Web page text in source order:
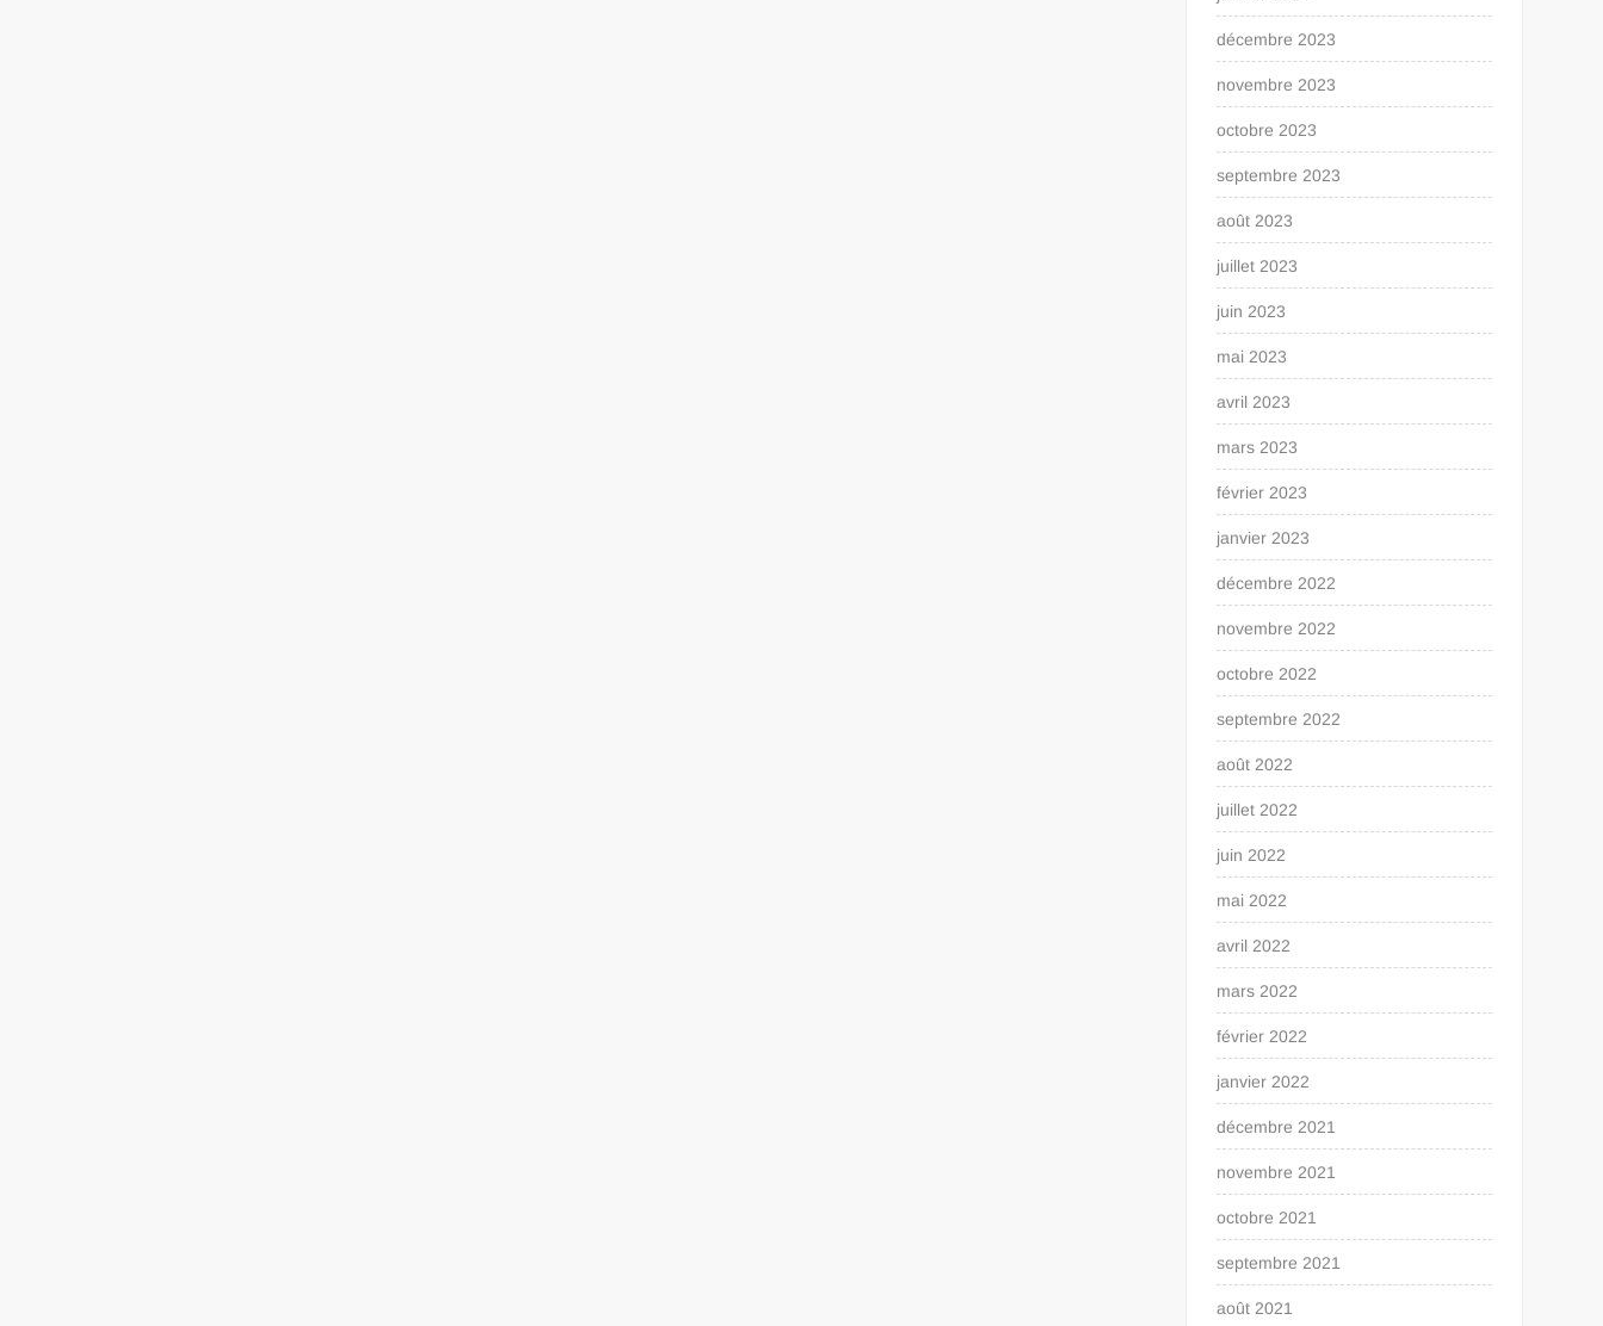
décembre 2023
novembre 2023
octobre 2023
septembre 2023
août 2023
juillet 2023
juin 2023
mai 2023
avril 2023
mars 2023
février 2023
janvier 2023
décembre 2022
novembre 2022
octobre 2022
septembre 2022
août 2022
juillet 2022
juin 2022
mai 2022
avril 2022
mars 2022
février 2022
janvier 2022
décembre 2021
novembre 2021
octobre 2021
septembre 2021
août 2021